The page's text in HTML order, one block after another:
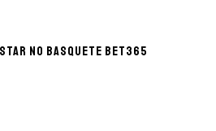
no basquete bet365